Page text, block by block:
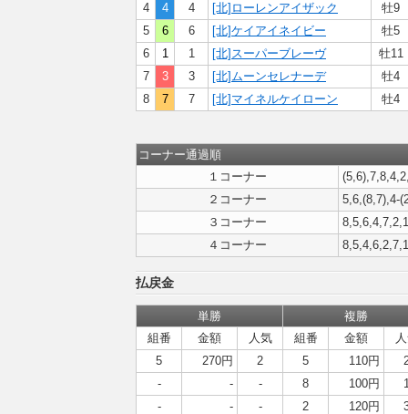
4
4 4 [北]ローレンアイザック
牡9
5
6 6 [北]ケイアイネイビー
牡5
6
1 1 [北]スーパーブレーヴ
牡11
7
3 3 [北]ムーンセレナーデ
牡4
8
7 7 [北]マイネルケイローン 牡4
コーナー通過順
１コーナー
２コーナー
5,6,(8,7),4-
３コーナー
４コーナー
払戻金
単勝
複勝
組番
金額 人気 組番 金額
5
270円 2 5 110円
-
- - 8 100円
-
- - 2 120円